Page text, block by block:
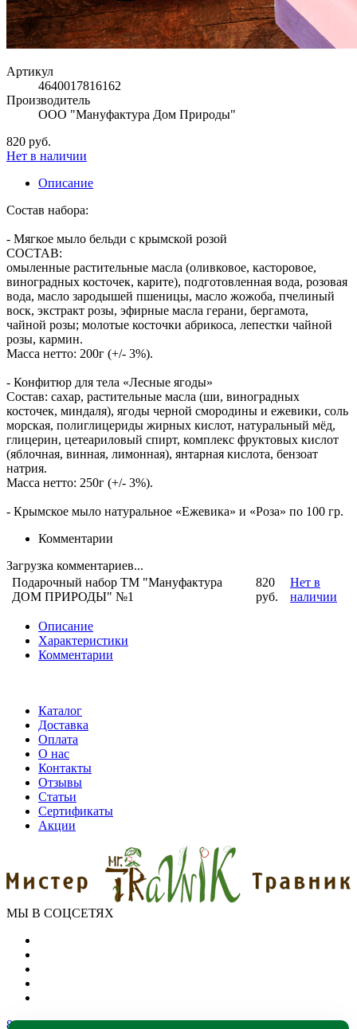
Артикул
4640017816162
Производитель
ООО "Мануфактура Дом Природы"
820 руб.
Нет в наличии
Описание
Состав набора:
- Мягкое мыло бельди с крымской розой
СОСТАВ:
омыленные растительные масла (оливковое, касторовое,
виноградных косточек, карите), подготовленная вода, розовая
вода, масло зародышей пшеницы, масло жожоба, пчелиный
воск, экстракт розы, эфирные масла герани, бергамота,
чайной розы; молотые косточки абрикоса, лепестки чайной
розы, кармин.
Масса нетто: 200г (+/- 3%).
- Конфитюр для тела «Лесные ягоды»
Состав: сахар, растительные масла (ши, виноградных
косточек, миндаля), ягоды черной смородины и ежевики, соль
морская, полиглицериды жирных кислот, натуральный мёд,
глицерин, цетеариловый спирт, комплекс фруктовых кислот
(яблочная, винная, лимонная), янтарная кислота, бензоат
натрия.
Масса нетто: 250г (+/- 3%).
- Крымское мыло натуральное «Ежевика» и «Роза» по 100 гр.
Комментарии
Загрузка комментариев...
Подарочный набор ТМ "Мануфактура
ДОМ ПРИРОДЫ" №1
820
руб.
Нет в
наличии
Описание
Характеристики
Комментарии
Каталог
Доставка
Оплата
О нас
Контакты
Отзывы
Статьи
Сертификаты
Акции
МЫ В СОЦСЕТЯХ
8 (800) 550-39-79